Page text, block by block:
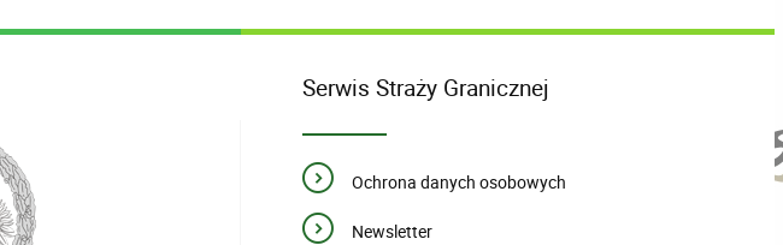
Serwis Straży Granicznej
Ochrona danych osobowych
Newsletter